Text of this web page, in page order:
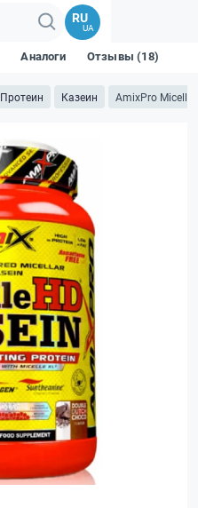
RU
UA
Протеин Казеин AmixPro Micelle
Аналоги Отзывы (18)